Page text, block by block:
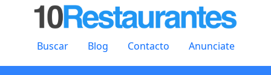
Buscar Blog Contacto Anunciate